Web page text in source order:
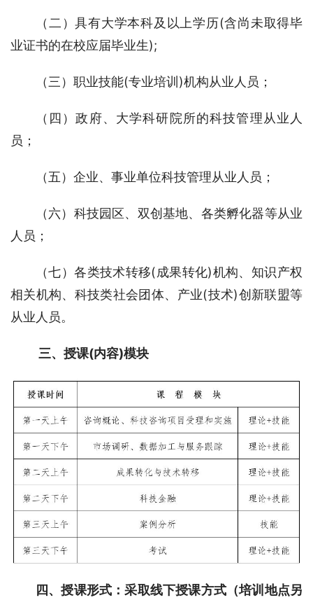
（二）具有大学本科及以上学历(含尚未取得毕
业证书的在校应届毕业生);
（三）职业技能(专业培训)机构从业人员；
（四）政府、大学科研院所的科技管理从业人
员；
（五）企业、事业单位科技管理从业人员；
（六）科技园区、双创基地、各类孵化器等从业
人员；
（七）各类技术转移(成果转化)机构、知识产权
相关机构、科技类社会团体、产业(技术)创新联盟等
从业人员。
三、授课(内容)模块
四、授课形式：采取线下授课方式（培训地点另